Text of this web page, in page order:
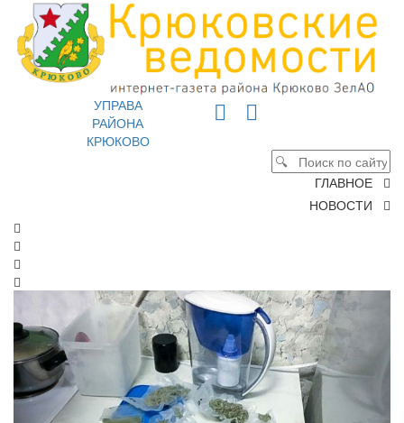
УПРАВА
РАЙОНА
КРЮКОВО
ГЛАВНОЕ
НОВОСТИ